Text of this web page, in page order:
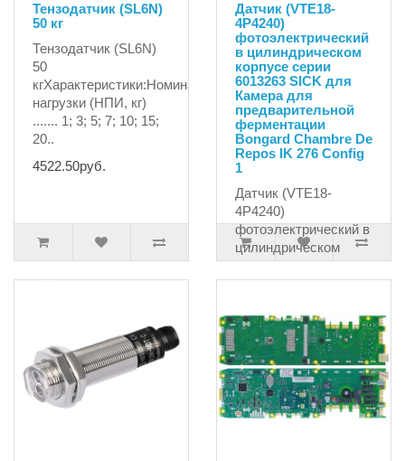
Тензодатчик (SL6N)
50 кг
Тензодатчик (SL6N)
50
кгХарактеристики:Номинальные
нагрузки (НПИ, кг)
....... 1; 3; 5; 7; 10; 15;
20..
4522.50руб.
Датчик (VTE18-
4P4240)
фотоэлектрический
в цилиндрическом
корпусе серии
6013263 SICK для
Камера для
предварительной
ферментации
Bongard Chambre De
Repos IK 276 Config
1
Датчик (VTE18-
4P4240)
фотоэлектрический в
цилиндрическом
корпусе серии
6013263 SICK для
35862.75руб.